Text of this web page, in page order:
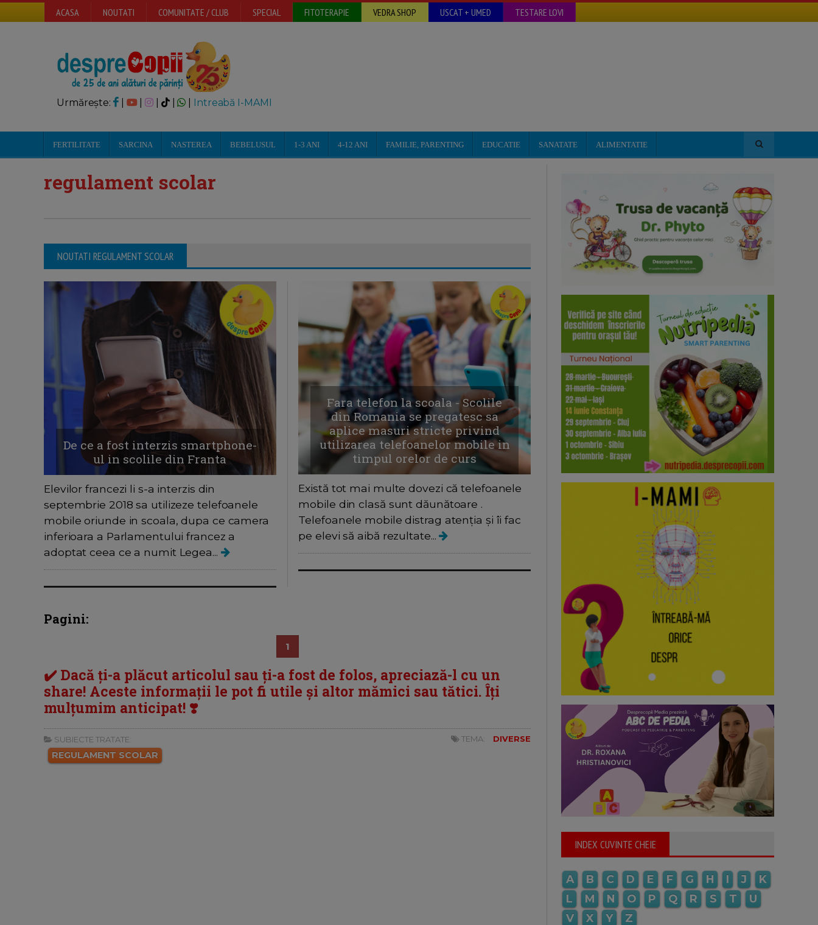
ACASA NOUTATI COMUNITATE / CLUB SPECIAL FITOTERAPIE VEDRA SHOP USCAT + UMED TESTARE LOVI
Urmărește: | | Intreabă I-MAMI
FERTILITATE SARCINA NASTEREA BEBELUSUL 1-3 ANI 4-12 ANI FAMILIE, PARENTING EDUCATIE SANATATE ALIMENTATIE
regulament scolar
NOUTATI REGULAMENT SCOLAR
De ce a fost interzis smartphone-
ul in scolile din Franta
Elevilor francezi li s-a interzis din
septembrie 2018 sa utilizeze telefoanele
mobile oriunde in scoala, dupa ce camera
inferioara a Parlamentului francez a
adoptat ceea ce a numit Legea...
Fara telefon la scoala - Scolile
din Romania se pregatesc sa
aplice masuri stricte privind
utilizarea telefoanelor mobile in
timpul orelor de curs
Există tot mai multe dovezi că telefoanele
mobile din clasă sunt dăunătoare .
Telefoanele mobile distrag atenția și îi fac
pe elevi să aibă rezultate...
Pagini:
1
✔️ Dacă ți-a plăcut articolul sau ți-a fost de folos, apreciază-l cu un
share! Aceste informații le pot fi utile și altor mămici sau tătici. Îți
mulțumim anticipat! ❣️
SUBIECTE TRATATE:
REGULAMENT SCOLAR
TEMA: DIVERSE
INDEX CUVINTE CHEIE
A B C D E F G H I J
K
L
M N O P Q R S T
U
V
X Y Z